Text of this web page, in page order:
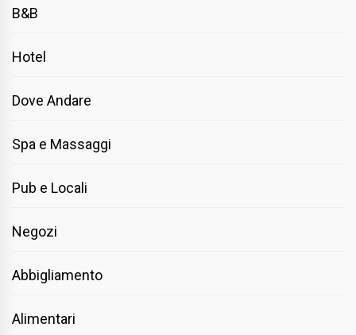
B&B
Hotel
Dove Andare
Spa e Massaggi
Pub e Locali
Negozi
Abbigliamento
Alimentari